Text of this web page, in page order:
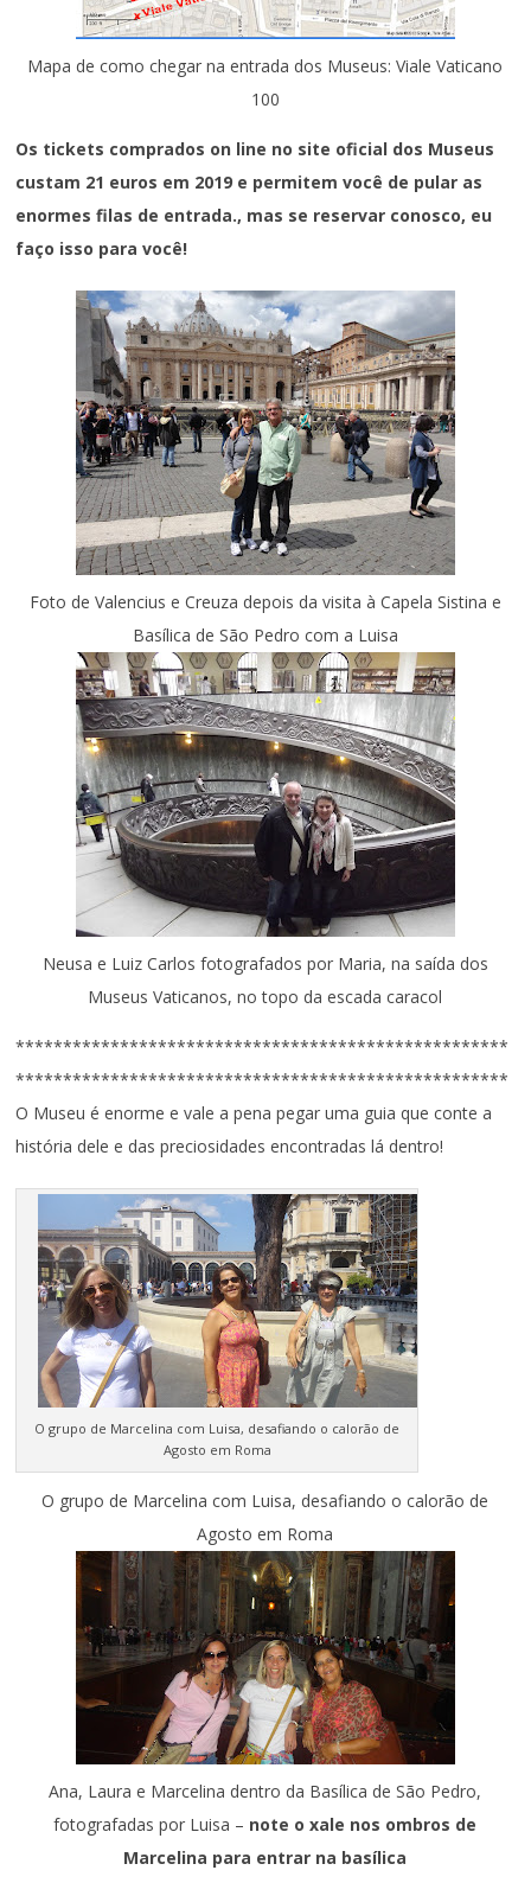
Mapa de como chegar na entrada dos Museus: Viale Vaticano
100
Os tickets comprados on line no site oficial dos Museus
custam 21 euros em 2019 e permitem você de pular as
enormes filas de entrada., mas se reservar conosco, eu
faço isso para você!
Foto de Valencius e Creuza depois da visita à Capela Sistina e
Basílica de São Pedro com a Luisa
Neusa e Luiz Carlos fotografados por Maria, na saída dos
Museus Vaticanos, no topo da escada caracol
****************************************************
****************************************************
O Museu é enorme e vale a pena pegar uma guia que conte a
história dele e das preciosidades encontradas lá dentro!
O grupo de Marcelina com Luisa, desafiando o calorão de
Agosto em Roma
O grupo de Marcelina com Luisa, desafiando o calorão de
Agosto em Roma
Ana, Laura e Marcelina dentro da Basílica de São Pedro,
fotografadas por Luisa – note o xale nos ombros de
Marcelina para entrar na basílica